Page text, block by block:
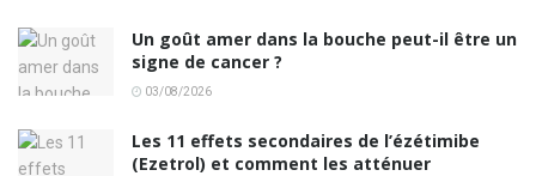
Un goût amer dans la bouche peut-il être un
signe de cancer ?
03/08/2026
Les 11 effets secondaires de l’ézétimibe
(Ezetrol) et comment les atténuer